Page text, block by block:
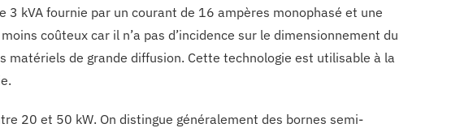
3 kVA fournie par un courant de 16 ampères monophasé et une
coûteux car il n’a pas d’incidence sur le dimensionnement du
matériels de grande diffusion. Cette technologie est utilisable à la
20 et 50 kW. On distingue généralement des bornes semi-